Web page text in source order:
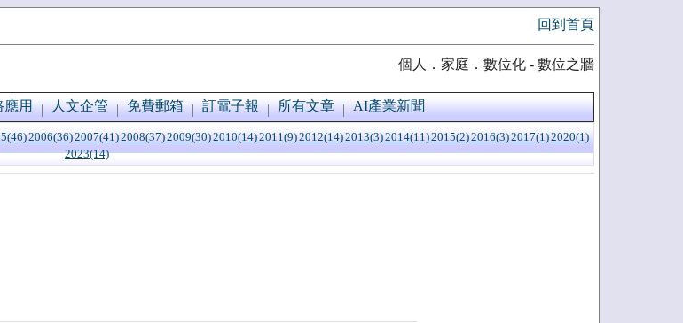
回到首頁
個人．家庭．數位化 - 數位之牆
應用 人文企管 免費郵箱 訂電子報 所有文章 AI產業新聞
2006(36)2007(41)2008(37)2009(30)2010(14)2011(9)2012(14)2013(3)2014(11)2015(2)2016(3)2017(1)2020(1)
2023(14)